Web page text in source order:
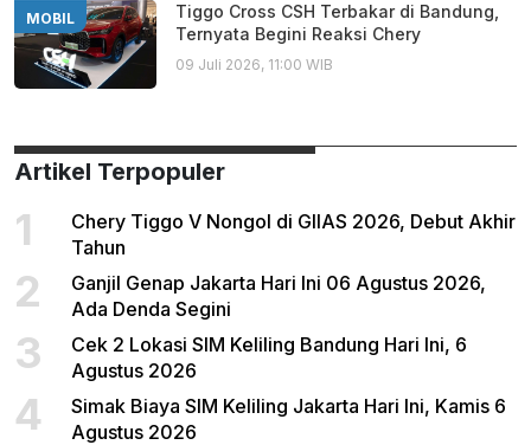
MOBIL
Tiggo Cross CSH Terbakar di Bandung,
Ternyata Begini Reaksi Chery
09 Juli 2026, 11:00 WIB
Artikel Terpopuler
1
Chery Tiggo V Nongol di GIIAS 2026, Debut Akhir
Tahun
2
Ganjil Genap Jakarta Hari Ini 06 Agustus 2026,
Ada Denda Segini
3
Cek 2 Lokasi SIM Keliling Bandung Hari Ini, 6
Agustus 2026
4
Simak Biaya SIM Keliling Jakarta Hari Ini, Kamis 6
Agustus 2026